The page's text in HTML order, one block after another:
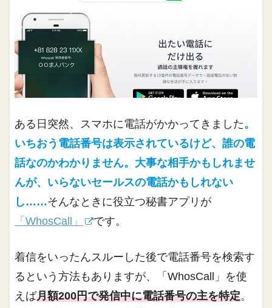
ある日突然、スマホに電話がかかってきました 。
いちおう電話番号は表示されているけど、誰の電
話なのかわかりません。大事な相手かもしれませ
んが、いらないセールスの電話かもしれない
し……そんなときに役立つ秘書アプリが
「WhosCall」
です。
着信をいったんスルーした後で電話番号を検索す
るという方法もありますが、「WhosCall」を使
えば月額200円で発信中に電話番号の主を特定。